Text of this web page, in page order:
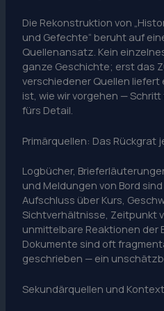
Die Rekonstruktion von
und Gefechte“ beruht auf
Quellenansatz. Kein
ganze Geschichte; erst das
verschiedener Quellen liefert
ist, wie wir vorgehen —
fürs Detail.
Primärquellen: Das Rückgrat
Logbücher,
und Meldungen von Bord
Aufschluss über Kurs,
Sichtverhältnisse, Zeitpunkt
unmittelbare Reaktionen der
Dokumente sind oft
geschrieben — ein
Sekundärquellen und Kontext